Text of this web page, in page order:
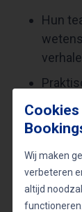
Hun
Haar
op
weet
een
Wij maken
verbeteren
altijd